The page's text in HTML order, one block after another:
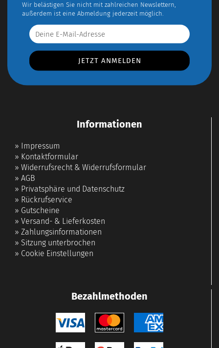
Wir belästigen Sie nicht mit zahlreichen Newslettern,
außerdem ist eine Abmeldung jederzeit möglich.
Informationen
» Impressum
» Kontaktformular
» Widerrufsrecht & Widerrufsformular
» AGB
» Privatsphäre und Datenschutz
» Rückrufservice
» Gutscheine
» Versand- & Lieferkosten
» Zahlungsinformationen
» Sitzung unterbrochen
» Cookie Einstellungen
Bezahlmethoden